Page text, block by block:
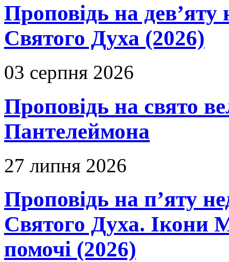
Проповідь на дев’яту
Святого Духа (2026)
03 серпня 2026
Проповідь на свято
Пантелеймона
27 липня 2026
Проповідь на п’яту
Святого Духа. Ікони
помочі (2026)